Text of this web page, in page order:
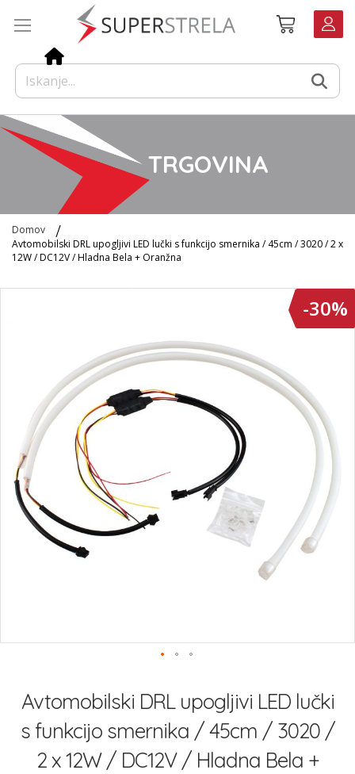
Košarica
TRGOVINA
Domov
Avtomobilski DRL upogljivi LED lučki s funkcijo smernika / 45cm / 3020 / 2 x
12W / DC12V / Hladna Bela + Oranžna
-30%
začetekAvtomobilski DRL upogljivi LED lučki
s funkcijo smernika / 45cm / 3020 /
2 x 12W / DC12V / Hladna Bela +